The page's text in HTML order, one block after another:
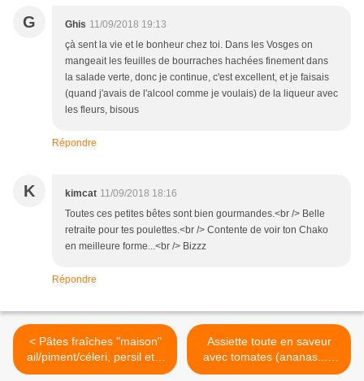
G Ghis 11/09/2018 19:13
çà sent la vie et le bonheur chez toi. Dans les Vosges on
mangeait les feuilles de bourraches hachées finement dans
la salade verte, donc je continue, c'est excellent, et je faisais
(quand j'avais de l'alcool comme je voulais) de la liqueur avec
les fleurs, bisous
Répondre
K kimcat 11/09/2018 18:16
Toutes ces petites bêtes sont bien gourmandes.<br /> Belle
retraite pour tes poulettes.<br /> Contente de voir ton Chako
en meilleure forme...<br /> Bizzz
Répondre
< Pâtes fraîches "maison"
ail/piment/céleri, persil et 3
basilics
Assiette toute en saveur
avec tomates (ananas...),
pourpier, menthe et oignon